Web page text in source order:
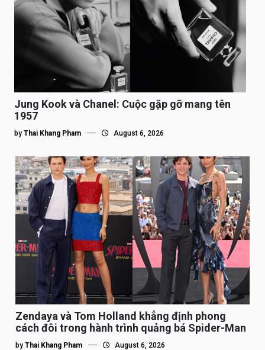
Jung Kook và Chanel: Cuộc gặp gỡ mang tên
1957
by Thai Khang Pham August 6, 2026
Zendaya và Tom Holland khẳng định phong
cách đôi trong hành trình quảng bá Spider-Man
by Thai Khang Pham August 6, 2026